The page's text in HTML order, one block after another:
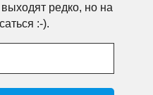
редко, но на
:-).